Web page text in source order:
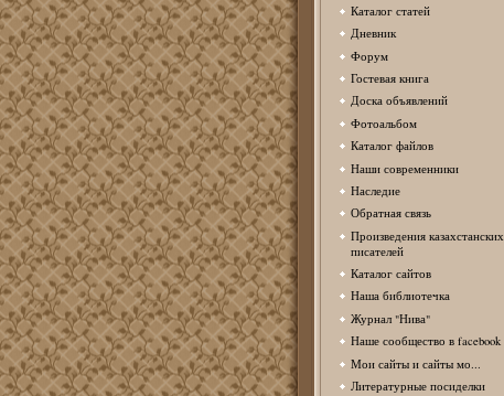
Каталог статей
Дневник
Форум
Гостевая книга
Доска объявлений
Фотоальбом
Каталог файлов
Наши современники
Наследие
Обратная связь
Произведения казахстанских
писателей
Каталог сайтов
Наша библиотечка
Журнал "Нива"
Наше сообщество в facebook
Мои сайты и сайты мо...
Литературные посиделки